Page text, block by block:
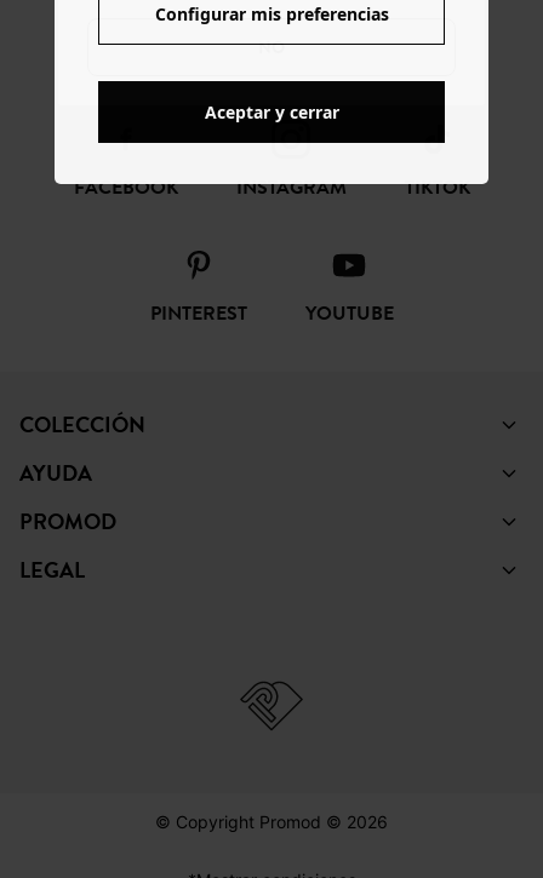
NO
SÍGUENOS
FACEBOOK INSTAGRAM TIKTOK
PINTEREST YOUTUBE
COLECCIÓN
AYUDA
PROMOD
LEGAL
© Copyright Promod © 2026
Configurar mis preferencias
Aceptar y cerrar